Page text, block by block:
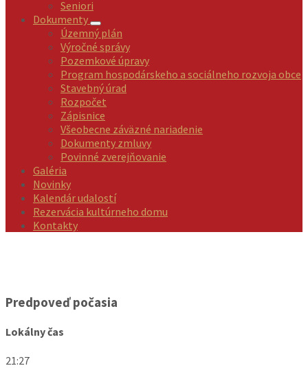
Seniori
Dokumenty
Územný plán
Výročné správy
Pozemkové úpravy
Program hospodárskeho a sociálneho rozvoja obce
Stavebný úrad
Rozpočet
Zápisnice
Všeobecne záväzné nariadenie
Dokumenty zmluvy
Povinné zverejňovanie
Galéria
Novinky
Kalendár udalostí
Rezervácia kultúrneho domu
Kontakty
Predpoveď počasia
Lokálny čas
21:27